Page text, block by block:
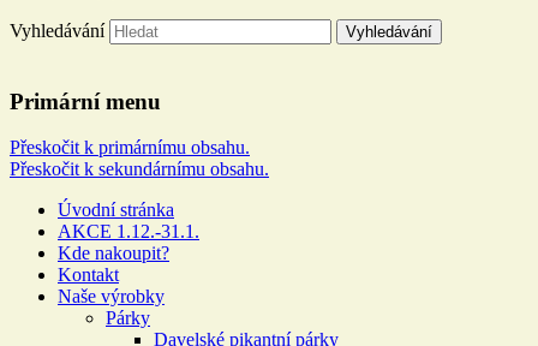
DOLEJŠÍCH
Více než 100 let rodinné tradice
Vyhledávání
Primární menu
Přeskočit k primárnímu obsahu.
Přeskočit k sekundárnímu obsahu.
Úvodní stránka
AKCE 1.12.-31.1.
Kde nakoupit?
Kontakt
Naše výrobky
Párky
Davelské pikantní párky